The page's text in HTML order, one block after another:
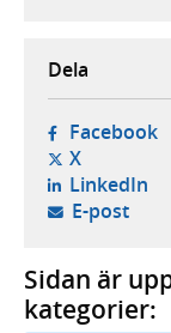
Dela
Facebook-
X- öppnas
LinkedIn-
E-post-
Sidan är
kategorier: